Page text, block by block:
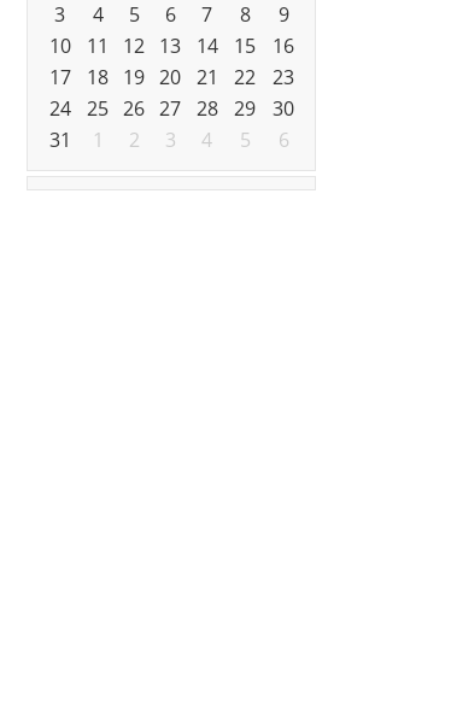
3
4 5 6 7 8
9
10
11 12 13 14 15
16
17
18 19 20 21 22
23
24
25 26 27 28 29
30
31
1 2 3 4 5 6